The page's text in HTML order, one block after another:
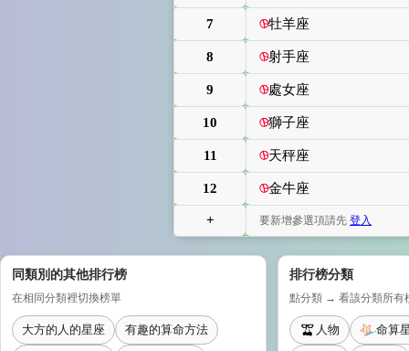
7 牡羊座
8 射手座
9 處女座
10 獅子座
11 天秤座
12 金牛座
+ 要新增參選項請先 登入
同類別的其他排行榜
在相同分類裡切換榜單
大方的人的星座 有趣的算命方法
排行榜分類
點分類 → 看該分類所有
人物 命算